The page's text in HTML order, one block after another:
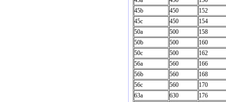
45b
450
152
45c
450
154
50a
500
158
50b
500
160
50c
500
162
56a
560
166
56b
560
168
56c
560
170
63a
630
176